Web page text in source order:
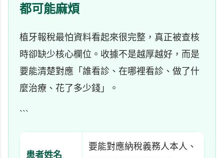
都可能麻煩
植牙報稅最怕資料看起來很完整，真正被查核
時卻缺少核心欄位。收據不是越厚越好，而是
要能清楚對應「誰看診、在哪裡看診、做了什
麼治療、花了多少錢」。
```
患者姓名
要能對應納稅義務人本人、